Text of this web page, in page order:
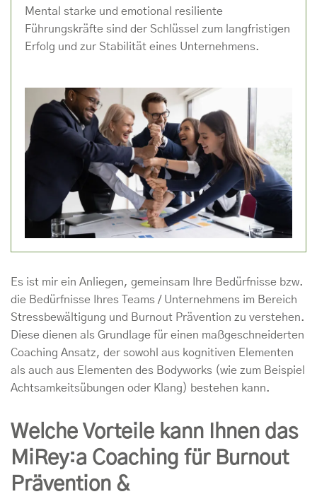
Mental starke und emotional resiliente
Führungskräfte sind der Schlüssel zum langfristigen
Erfolg und zur Stabilität eines Unternehmens.
Es ist mir ein Anliegen, gemeinsam Ihre Bedürfnisse bzw.
die Bedürfnisse Ihres Teams / Unternehmens im Bereich
Stressbewältigung und Burnout Prävention zu verstehen.
Diese dienen als Grundlage für einen maßgeschneiderten
Coaching Ansatz, der sowohl aus kognitiven Elementen
als auch aus Elementen des Bodyworks (wie zum Beispiel
Achtsamkeitsübungen oder Klang) bestehen kann.
Welche Vorteile kann Ihnen das
MiRey:a Coaching für Burnout
Prävention &